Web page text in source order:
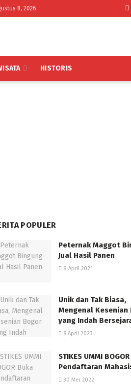
8, 2026
HISTORIS
POPULER
Peternak Maggot
Jual Hasil Panen
9 April 2021
Unik dan Tak Biasa,
Mengenal Kesenian
yang Indah
8 April 2023
STIKES UMMI
Pendaftaran
30 Mei 2022